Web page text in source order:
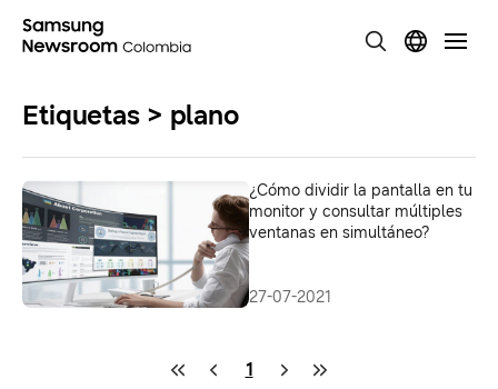
Etiquetas > plano
¿Cómo dividir la pantalla en tu
monitor y consultar múltiples
ventanas en simultáneo?
27-07-2021
1